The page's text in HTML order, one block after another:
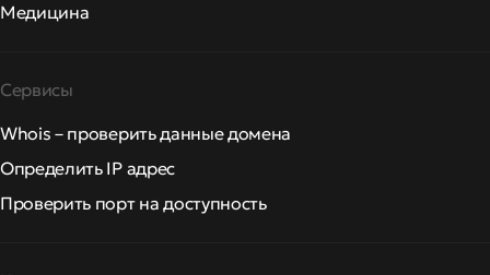
Медицина
Сервисы
Whois – проверить данные домена
Определить IP адрес
Проверить порт на доступность